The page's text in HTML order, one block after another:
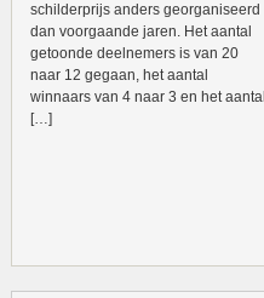
schilderprijs anders georganiseerd
dan voorgaande jaren. Het aantal
getoonde deelnemers is van 20
naar 12 gegaan, het aantal
winnaars van 4 naar 3 en het aantal
[…]